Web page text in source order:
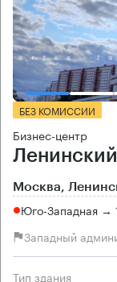
БЕЗ КОМИССИИ
Бизнес-центр
Москва,
Юго-Западная →
Западный
Тип здания